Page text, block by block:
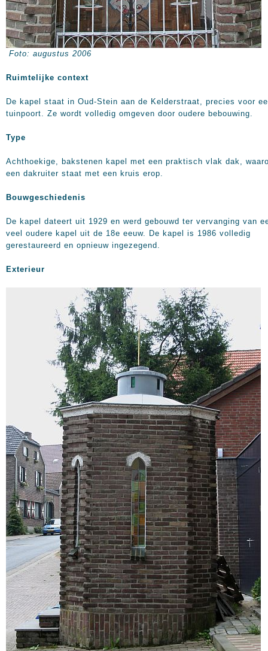
Foto: augustus 2006
Ruimtelijke context
De kapel staat in Oud-Stein aan de Kelderstraat, precies voor
tuinpoort. Ze wordt volledig omgeven door oudere bebouwing.
Type
Achthoekige, bakstenen kapel met een praktisch vlak dak,
een dakruiter staat met een kruis erop.
Bouwgeschiedenis
De kapel dateert uit 1929 en werd gebouwd ter vervanging van
veel oudere kapel uit de 18e eeuw. De kapel is 1986 volledig
gerestaureerd en opnieuw ingezegend.
Exterieur